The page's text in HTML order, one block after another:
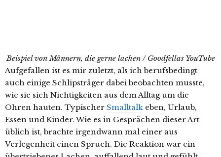
Beispiel von Männern, die gerne lachen / Goodfellas YouTube
Aufgefallen ist es mir zuletzt, als ich berufsbedingt
auch einige Schlipsträger dabei beobachten musste,
wie sie sich Nichtigkeiten aus dem Alltag um die
Ohren hauten. Typischer Smalltalk eben, Urlaub,
Essen und Kinder. Wie es in Gesprächen dieser Art
üblich ist, brachte irgendwann mal einer aus
Verlegenheit einen Spruch. Die Reaktion war ein